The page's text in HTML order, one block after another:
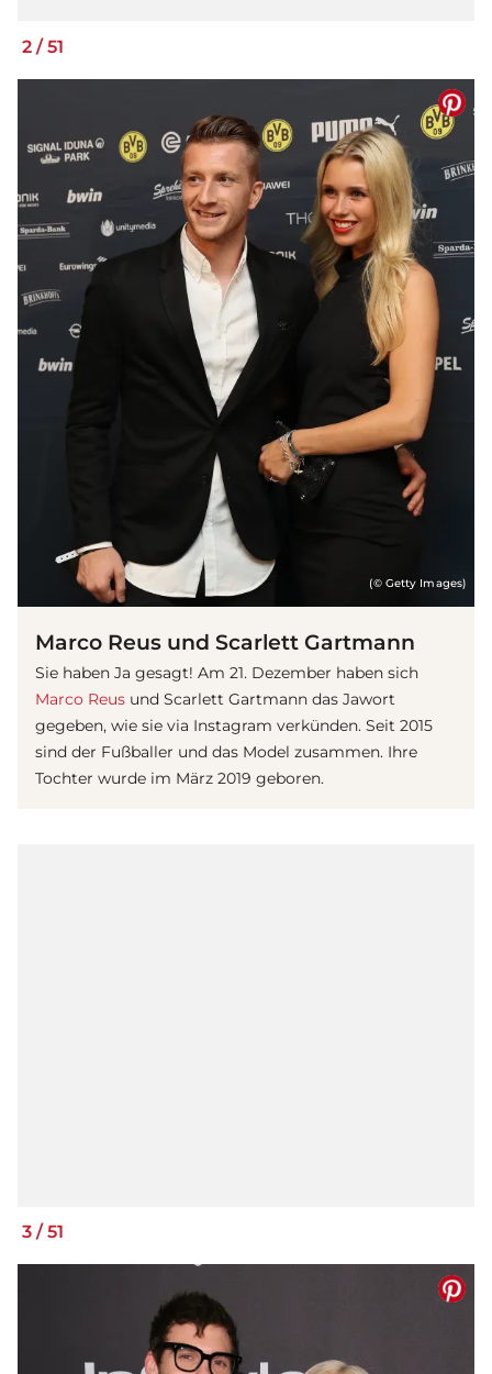
2 /51
(© Getty Images)
Marco Reus und Scarlett Gartmann
Sie haben Ja gesagt! Am 21. Dezember haben sich
Marco Reus und Scarlett Gartmann das Jawort
gegeben, wie sie via Instagram verkünden. Seit 2015
sind der Fußballer und das Model zusammen. Ihre
Tochter wurde im März 2019 geboren.
3 / 51